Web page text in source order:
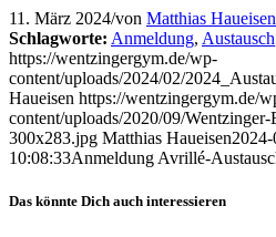
11. März 2024/von Matthias Haueisen
Schlagworte: Anmeldung, Austausch
https://wentzingergym.de/wp-
content/uploads/2024/02/
Haueisen https://wentzingergym.de/
content/uploads/2020/09/
300x283.jpg Matthias Haueisen
10:08:33Anmeldung Avrillé-
Das könnte Dich auch interessieren